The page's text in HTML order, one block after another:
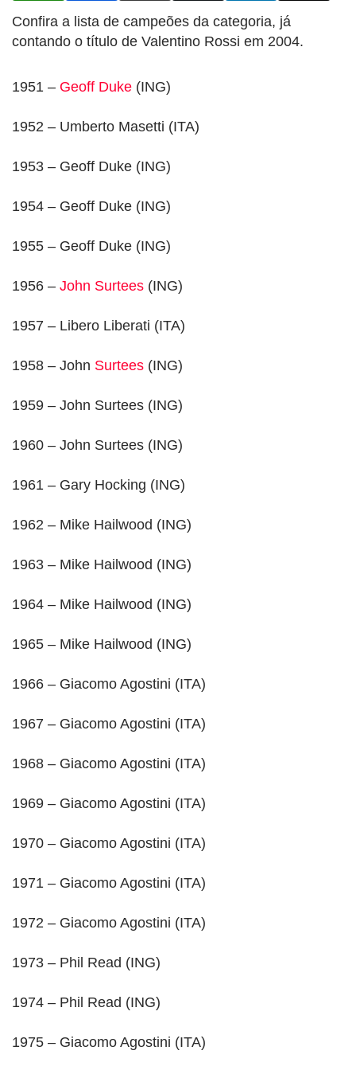
Confira a lista de campeões da categoria, já
contando o título de Valentino Rossi em 2004.
1951 – Geoff Duke (ING)
1952 – Umberto Masetti (ITA)
1953 – Geoff Duke (ING)
1954 – Geoff Duke (ING)
1955 – Geoff Duke (ING)
1956 – John Surtees (ING)
1957 – Libero Liberati (ITA)
1958 – John Surtees (ING)
1959 – John Surtees (ING)
1960 – John Surtees (ING)
1961 – Gary Hocking (ING)
1962 – Mike Hailwood (ING)
1963 – Mike Hailwood (ING)
1964 – Mike Hailwood (ING)
1965 – Mike Hailwood (ING)
1966 – Giacomo Agostini (ITA)
1967 – Giacomo Agostini (ITA)
1968 – Giacomo Agostini (ITA)
1969 – Giacomo Agostini (ITA)
1970 – Giacomo Agostini (ITA)
1971 – Giacomo Agostini (ITA)
1972 – Giacomo Agostini (ITA)
1973 – Phil Read (ING)
1974 – Phil Read (ING)
1975 – Giacomo Agostini (ITA)